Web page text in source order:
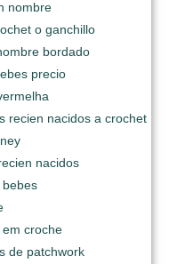
nombre
o ganchillo
bordado
precio
recien nacidos a crochet
nacidos
croche
de patchwork